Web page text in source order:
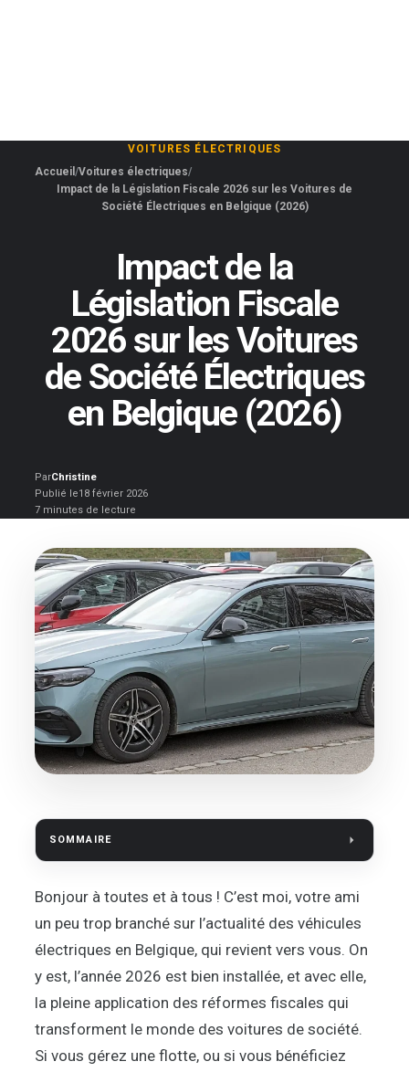
VOITURES ÉLECTRIQUES
Accueil Voitures électriques
Impact de la Législation Fiscale 2026 sur les Voitures de
Société Électriques en Belgique (2026)
Impact de la
Législation Fiscale
2026 sur les Voitures
de Société Électriques
en Belgique (2026)
ParChristine
Publié le18 février 2026
7 minutes de lecture
SOMMAIRE
Bonjour à toutes et à tous ! C’est moi, votre ami
un peu trop branché sur l’actualité des véhicules
électriques en Belgique, qui revient vers vous. On
y est, l’année 2026 est bien installée, et avec elle,
la pleine application des réformes fiscales qui
transforment le monde des voitures de société.
Si vous gérez une flotte, ou si vous bénéficiez